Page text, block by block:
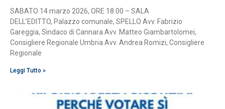
SABATO 14 marzo 2026, ORE 18.00 – SALA
DELL’EDITTO, Palazzo comunale, SPELLO Avv. Fabrizio
Gareggia, Sindaco di Cannara Avv. Matteo Giambartolomei,
Consigliere Regionale Umbria Avv. Andrea Romizi, Consigliere
Regionale
Leggi Tutto »